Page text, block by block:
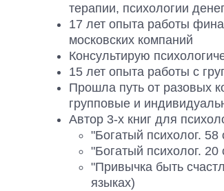
терапии, психологии
17 лет опыта работы
московских компаний
Консультирую
15 лет опыта работы с
Прошла путь от разовых
групповые и
Автор 3-х книг для
"Богатый психолог. 58
"Богатый психолог.
"Привычка быть
языках)